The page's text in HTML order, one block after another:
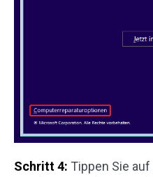
Schritt 4: Tippen Sie auf